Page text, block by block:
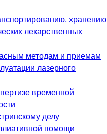
хранению
лекарственных
методам и приемам
лазерного
временной
делу
помощи